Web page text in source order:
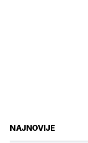
NAJNOVIJE